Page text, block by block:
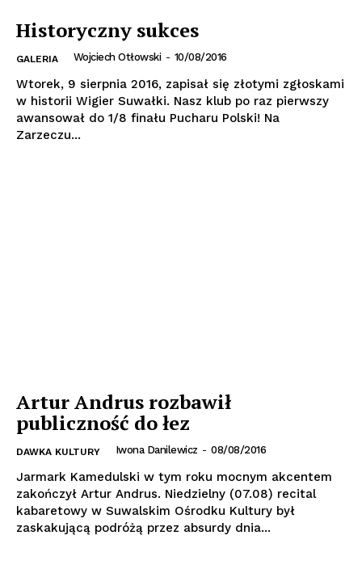
Historyczny sukces
GALERIA Wojciech Otłowski - 10/08/2016
Wtorek, 9 sierpnia 2016, zapisał się złotymi zgłoskami
w historii Wigier Suwałki. Nasz klub po raz pierwszy
awansował do 1/8 finału Pucharu Polski! Na
Zarzeczu...
Artur Andrus rozbawił
publiczność do łez
DAWKA KULTURY Iwona Danilewicz - 08/08/2016
Jarmark Kamedulski w tym roku mocnym akcentem
zakończył Artur Andrus. Niedzielny (07.08) recital
kabaretowy w Suwalskim Ośrodku Kultury był
zaskakującą podróżą przez absurdy dnia...